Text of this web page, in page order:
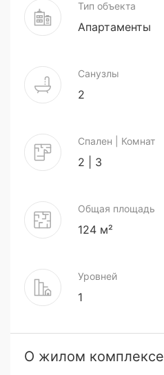
Тип объекта
Апартаменты
Санузлы
2
Спален | Комнат
2 | 3
Общая площадь
124 м²
Уровней
1
О жилом комплексе